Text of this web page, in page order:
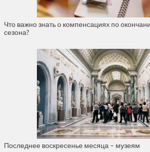
Что важно знать о компенсациях по
сезона?
Последнее воскресенье месяца – музеям